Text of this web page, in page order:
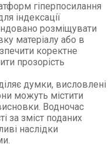
гіперпосилання
індексації
розміщувати
матеріалу або в
коректне
прозорість
думки, висловлені
можуть містити
Водночас
за зміст поданих
наслідки